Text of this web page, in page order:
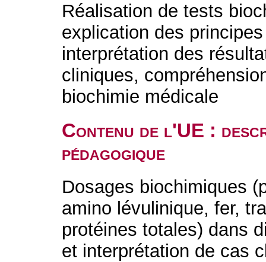
Réalisation de tests
explication des
interprétation des
cliniques,
biochimie médicale
Contenu de l'UE :
pédagogique
Dosages biochimiques
amino lévulinique, fer,
protéines totales) dans
et interprétation de cas